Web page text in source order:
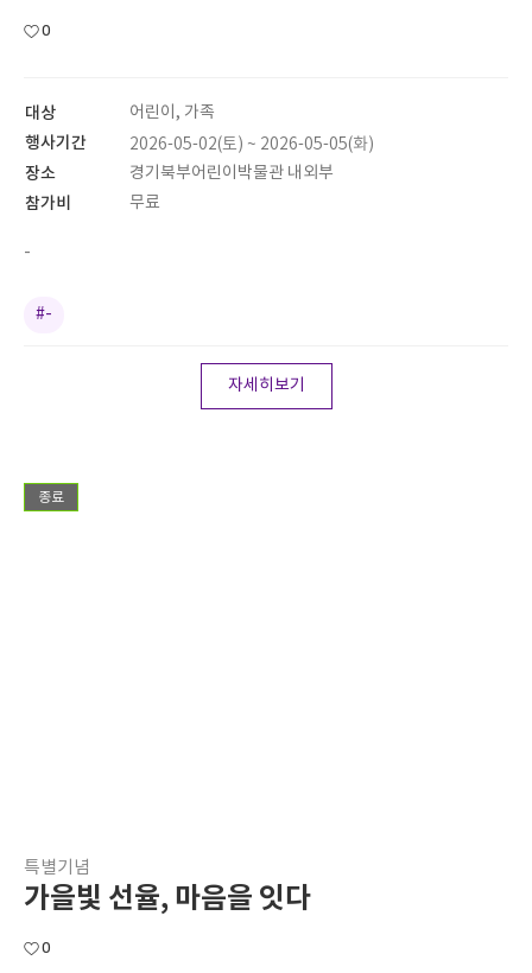
0
대상 어린이, 가족
행사기간 2026-05-02(토) ~ 2026-05-05(화)
장소 경기북부어린이박물관 내외부
참가비 무료
-
#-
자세히보기
종료
특별기념
가을빛 선율, 마음을 잇다
0